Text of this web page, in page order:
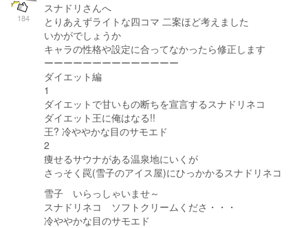
184
スナドリさんへ
とりあえずライトな四コマ 二案ほど考えました
いかがでしょうか
キャラの性格や設定に合ってなかったら修正します
ーーーーーーーーーーーーーー
ダイエット編
1
ダイエットで甘いもの断ちを宣言するスナドリネコ
ダイエット王に俺はなる!!
王? 冷ややかな目のサモエド
2
痩せるサウナがある温泉地にいくが
さっそく罠(雪子のアイス屋)にひっかかるスナドリネコ
雪子 いらっしゃいませ～
スナドリネコ ソフトクリームくださ・・・
冷ややかな目のサモエド